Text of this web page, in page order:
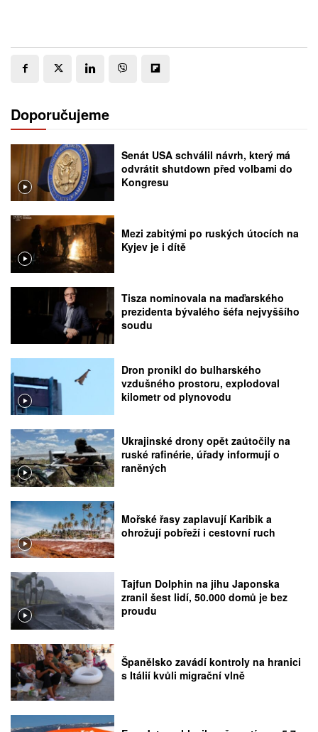
Doporučujeme
Senát USA schválil návrh, který má
odvrátit shutdown před volbami do
Kongresu
Mezi zabitými po ruských útocích na
Kyjev je i dítě
Tisza nominovala na maďarského
prezidenta bývalého šéfa nejvyššího
soudu
Dron pronikl do bulharského
vzdušného prostoru, explodoval
kilometr od plynovodu
Ukrajinské drony opět zaútočily na
ruské rafinérie, úřady informují o
raněných
Mořské řasy zaplavují Karibik a
ohrožují pobřeží i cestovní ruch
Tajfun Dolphin na jihu Japonska
zranil šest lidí, 50.000 domů je bez
proudu
Španělsko zavádí kontroly na hranici
s Itálií kvůli migrační vlně